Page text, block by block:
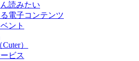
読みたい
電子コンテンツ
ント
）
ビス